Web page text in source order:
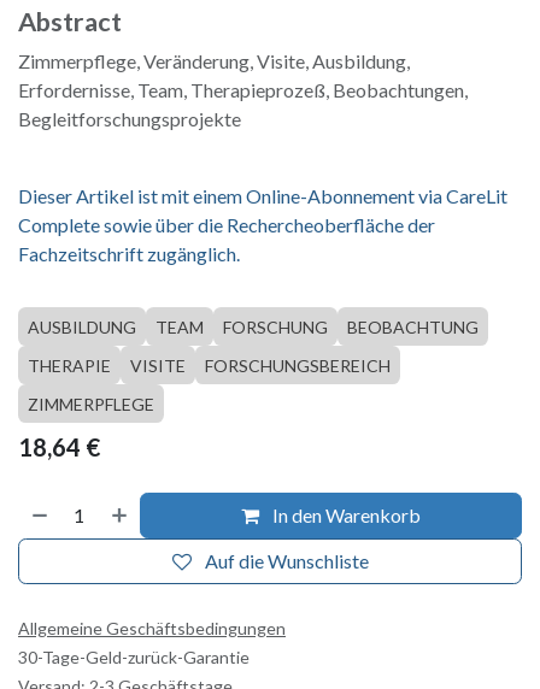
Abstract
Zimmerpflege, Veränderung, Visite, Ausbildung,
Erfordernisse, Team, Therapieprozeß, Beobachtungen,
Begleitforschungsprojekte
Dieser Artikel ist mit einem Online-Abonnement via CareLit
Complete sowie über die Rechercheoberfläche der
Fachzeitschrift zugänglich.
AUSBILDUNG TEAM FORSCHUNG
BEOBACHTUNG
THERAPIE
VISITE
FORSCHUNGSBEREICH
ZIMMERPFLEGE
18,64 €
In den Warenkorb
Auf die Wunschliste
Allgemeine Geschäftsbedingungen
30-Tage-Geld-zurück-Garantie